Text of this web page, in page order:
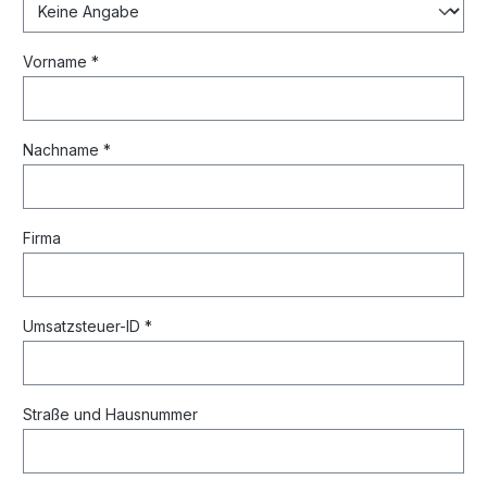
Vorname *
Nachname *
Firma
Umsatzsteuer-ID *
Straße und Hausnummer